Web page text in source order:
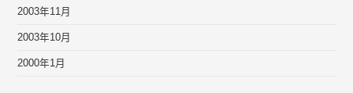
2003年11月
2003年10月
2000年1月